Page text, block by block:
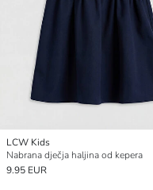
LCW Kids
Nabrana dječja haljina od kepera
9.95 EUR